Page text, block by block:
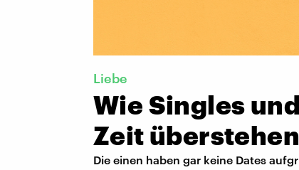
Liebe
Wie Singles
Zeit überstehen
Die einen haben gar keine Dates